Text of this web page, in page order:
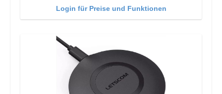
Login für Preise und Funktionen